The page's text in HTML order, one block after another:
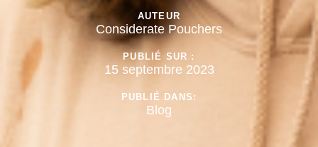
AUTEUR
Considerate Pouchers
PUBLIÉ SUR :
15 septembre 2023
PUBLIÉ DANS:
Blog